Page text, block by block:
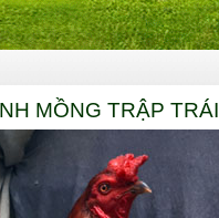
MỒNG TRẬP TRÁI